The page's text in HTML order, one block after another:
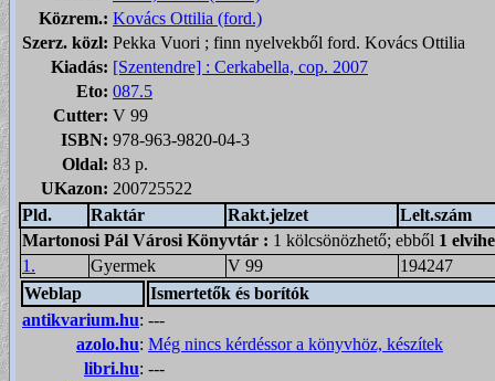
Közrem.: Kovács Ottilia (ford.)
Szerz. közl: Pekka Vuori ; finn nyelvekből ford. Kovács Ottilia
Kiadás: [Szentendre] : Cerkabella, cop. 2007
Eto: 087.5
Cutter: V 99
ISBN: 978-963-9820-04-3
Oldal: 83 p.
UKazon: 200725522
Pld.
Raktár Rakt.jelzet
Lelt.szám
Martonosi Pál Városi Könyvtár : 1 kölcsönözhető; ebből 1
1.
Gyermek V 99
194247
Weblap
Ismertetők és borítók
antikvarium.hu: ---
azolo.hu: Még nincs kérdéssor a könyvhöz, készítek
libri.hu: ---